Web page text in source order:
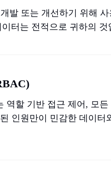
발 또는 개선하기 위해
터는 전적으로 귀하의 것
할 기반 접근 제어, 모
인원만이 민감한 데이터